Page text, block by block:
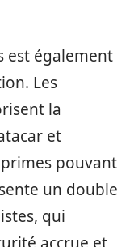
est également
Les
la
et
pouvant
un double
qui